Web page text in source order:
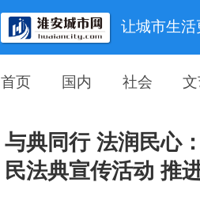
让城市生活
首页 国内 社会
与典同行 法润民心
民法典宣传活动 推